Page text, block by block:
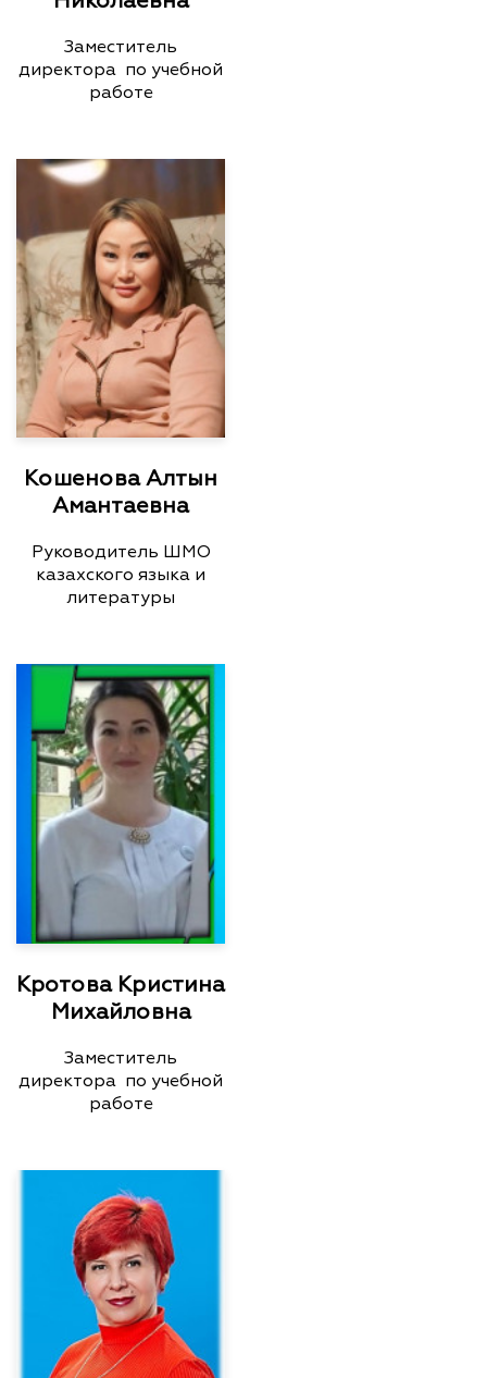
Заместитель
директора по учебной
работе
Кошенова Алтын
Амантаевна
Руководитель ШМО
казахского языка и
литературы
Кротова Кристина
Михайловна
Заместитель
директора по учебной
работе